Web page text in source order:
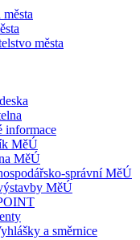
města
města
informace
MěÚ
MěÚ
správní MěÚ
MěÚ
a směrnice